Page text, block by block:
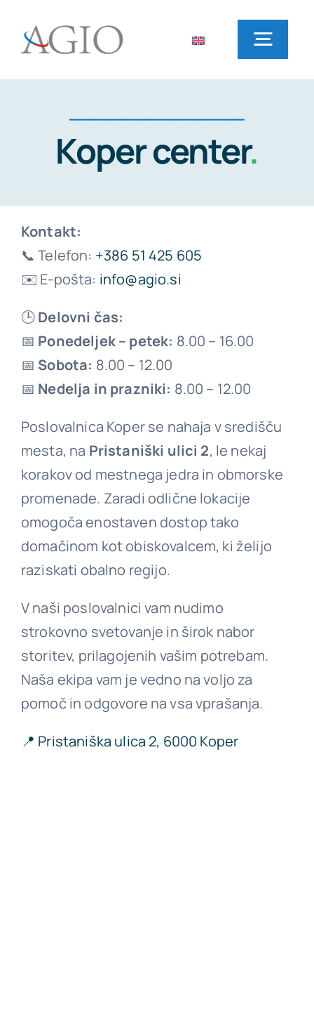
content
Najem vozil
Lokacije poslovalnic
Pogosta vprašanja
Kontakt
Koper center.
Kontakt:
📞 Telefon: +386 51 425 605
✉️ E-pošta: info@agio.si
🕒Delovni čas:
📅 Ponedeljek – petek: 8.00 – 16.00
📅 Sobota: 8.00 – 12.00
📅 Nedelja in prazniki: 8.00 – 12.00
Poslovalnica Koper se nahaja v središču
mesta, na Pristaniški ulici 2, le nekaj
korakov od mestnega jedra in obmorske
promenade. Zaradi odlične lokacije
omogoča enostaven dostop tako
domačinom kot obiskovalcem, ki želijo
raziskati obalno regijo.
V naši poslovalnici vam nudimo
strokovno svetovanje in širok nabor
storitev, prilagojenih vašim potrebam.
Naša ekipa vam je vedno na voljo za
pomoč in odgovore na vsa vprašanja.
📍 Pristaniška ulica 2, 6000 Koper